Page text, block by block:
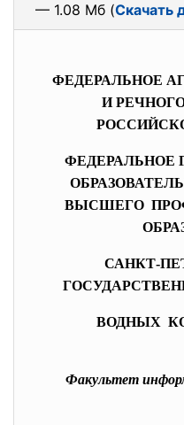
— 1.08 Мб (Скачать
ФЕДЕРАЛЬНОЕ
И
ФЕДЕРАЛЬНОЕ
ВЫСШЕГО
САНКТ-
ВОДНЫХ
Факультет